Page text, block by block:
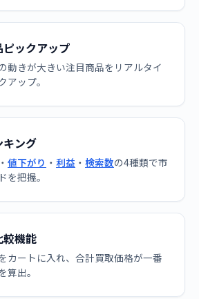
ックアップ
動きが大きい注目商品をリアルタイ
アップ。
キング
・ 値下がり ・ 利益 ・ 検索数の4種類で市
を把握。
較機能
カートに入れ、合計買取価格が一番
算出。